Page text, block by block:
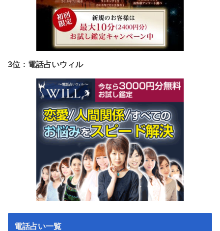
3位：電話占いウィル
電話占い一覧